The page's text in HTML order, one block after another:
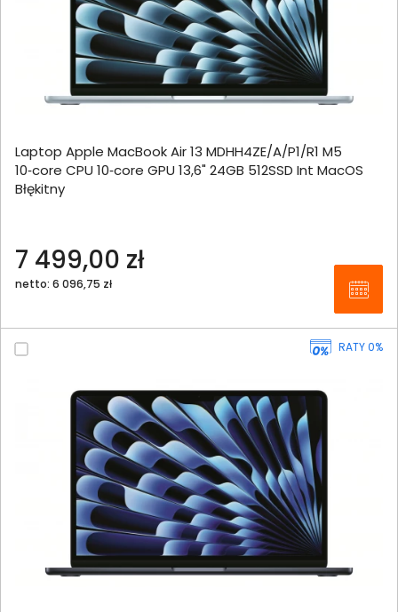
Laptop Apple MacBook Air 13 MDHH4ZE/A/P1/R1 M5
10‑core CPU 10‑core GPU 13,6" 24GB 512SSD Int MacOS
Błękitny
7 499,00 zł
netto: 6 096,75 zł
RATY 0%